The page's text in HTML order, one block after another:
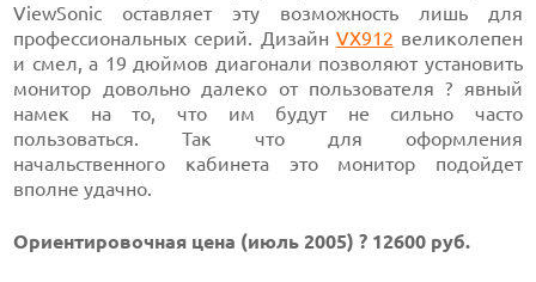
ViewSonic оставляет эту возможность лишь для
профессиональных серий. Дизайн VX912 великолепен
и смел,а 19 дюймов диагонали позволяют установить
монитор довольно далеко от пользователя ? явный
намек на то, что им будут не сильно часто
пользоваться. Так что для оформления
начальственного кабинета это монитор подойдет
вполне удачно.
Ориентировочная цена (июль 2005) ? 12600 руб.